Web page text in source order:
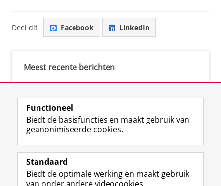
Deel dit Facebook LinkedIn
Meest recente berichten
Meest gebruikte tags
justice (1)
Resilience (1)
Functioneel
Biedt de basisfuncties en maakt gebruik van
geanonimiseerde cookies.
Standaard
Biedt de optimale werking en maakt gebruik
van onder andere videocookies.